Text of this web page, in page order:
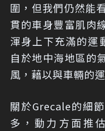
圍，但我們仍然能
貫的車身豐富肌肉
渾身上下充滿的運
自於地中海地區的
風，藉以與車輛的
關於Grecale的細
多，動力方面推